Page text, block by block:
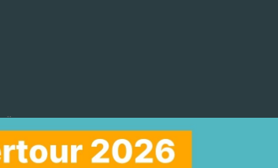
Über uns Vereinigungen